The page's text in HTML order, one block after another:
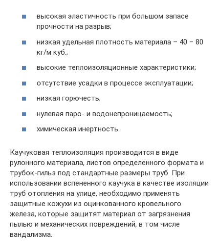
высокая эластичность при большом запасе
прочности на разрыв;
низкая удельная плотность материала – 40 – 80
кг/м куб.;
высокие теплоизоляционные характеристики;
отсутствие усадки в процессе эксплуатации;
низкая горючесть;
нулевая паро- и водонепроницаемость;
химическая инертность.
Каучуковая теплоизоляция производится в виде
рулонного материала, листов определённого формата и
трубок-гильз под стандартные размеры труб. При
использовании вспененного каучука в качестве изоляции
труб отопления на улице, необходимо применять
защитные кожухи из оцинкованного кровельного
железа, которые защитят материал от загрязнения
пылью и механических повреждений, в том числе
вандализма.